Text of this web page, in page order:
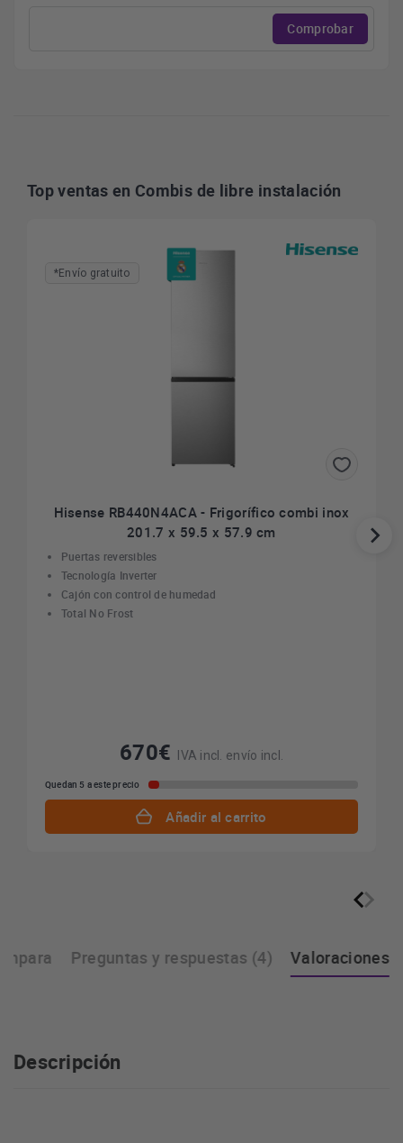
Comprobar
Top ventas en Combis de libre instalación
*Envío gratuito
Hisense RB440N4ACA - Frigorífico combi inox
201.7 x 59.5 x 57.9 cm
Puertas reversibles
Tecnología Inverter
Cajón con control de humedad
Total No Frost
670€ IVA incl. envío incl.
Quedan 5 a este precio
Añadir al carrito
Preguntas y respuestas (4) Valoraciones
Descripción